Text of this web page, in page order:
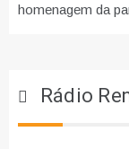
homenagem da
Rádio